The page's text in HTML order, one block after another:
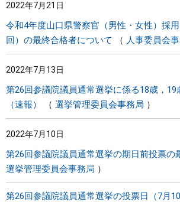
2022年7月21日
令和4年度山口県警察官（男性・女性）採
回）の最終合格者について
人事委員会
2022年7月13日
第26回参議院議員通常選挙に係る18歳，19
（速報）
選挙管理委員会事務局
2022年7月10日
第26回参議院議員通常選挙の期日前投票の
選挙管理委員会事務局
第26回参議院議員通常選挙の投票日（7月